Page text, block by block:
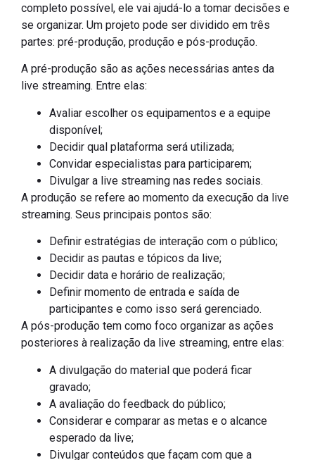
completo possível, ele vai ajudá-lo a tomar decisões e
se organizar. Um projeto pode ser dividido em três
partes: pré-produção, produção e pós-produção.
A pré-produção são as ações necessárias antes da
live streaming. Entre elas:
Avaliar escolher os equipamentos e a equipe
disponível;
Decidir qual plataforma será utilizada;
Convidar especialistas para participarem;
Divulgar a live streaming nas redes sociais.
A produção se refere ao momento da execução da live
streaming. Seus principais pontos são:
Definir estratégias de interação com o público;
Decidir as pautas e tópicos da live;
Decidir data e horário de realização;
Definir momento de entrada e saída de
participantes e como isso será gerenciado.
A pós-produção tem como foco organizar as ações
posteriores à realização da live streaming, entre elas:
A divulgação do material que poderá ficar
gravado;
A avaliação do feedback do público;
Considerar e comparar as metas e o alcance
esperado da live;
Divulgar conteúdos que façam com que a